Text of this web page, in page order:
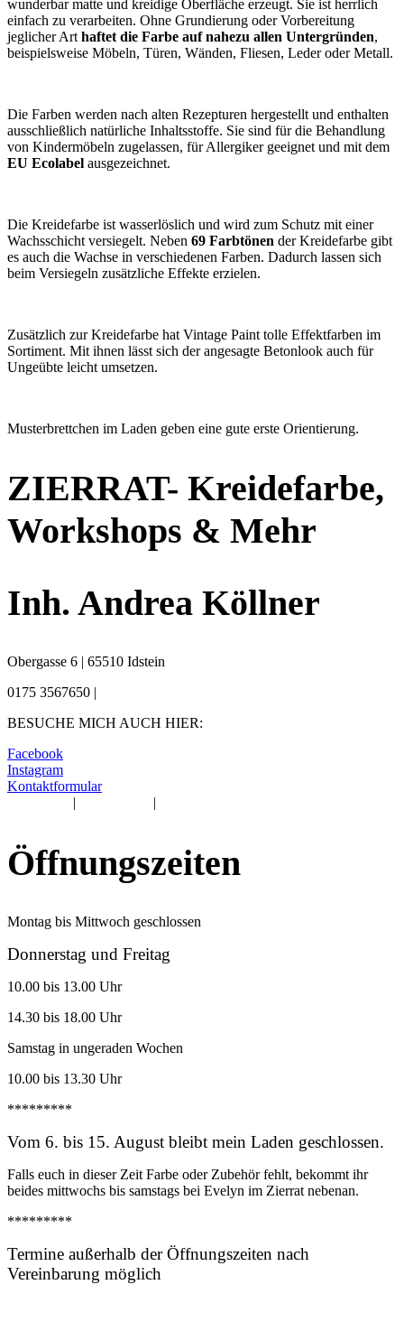
wunderbar matte und kreidige Oberfläche erzeugt. Sie ist herrlich
einfach zu verarbeiten. Ohne Grundierung oder Vorbereitung
jeglicher Art haftet die Farbe auf nahezu allen Untergründen,
beispielsweise Möbeln, Türen, Wänden, Fliesen, Leder oder Metall.
Die Farben werden nach alten Rezepturen hergestellt und enthalten
ausschließlich natürliche Inhaltsstoffe. Sie sind für die Behandlung
von Kindermöbeln zugelassen, für Allergiker geeignet und mit dem
EU Ecolabel ausgezeichnet.
Die Kreidefarbe ist wasserlöslich und wird zum Schutz mit einer
Wachsschicht versiegelt. Neben 69 Farbtönen der Kreidefarbe gibt
es auch die Wachse in verschiedenen Farben. Dadurch lassen sich
beim Versiegeln zusätzliche Effekte erzielen.
Zusätzlich zur Kreidefarbe hat Vintage Paint tolle Effektfarben im
Sortiment. Mit ihnen lässt sich der angesagte Betonlook auch für
Ungeübte leicht umsetzen.
Musterbrettchen im Laden geben eine gute erste Orientierung.
ZIERRAT- Kreidefarbe,
Workshops & Mehr
Inh. Andrea Köllner
Obergasse 6 | 65510 Idstein
0175 3567650 |
BESUCHE MICH AUCH HIER:
Facebook
Instagram
Kontaktformular
| |
Öffnungszeiten
Montag bis Mittwoch geschlossen
Donnerstag und Freitag
10.00 bis 13.00 Uhr
14.30 bis 18.00 Uhr
Samstag in ungeraden Wochen
10.00 bis 13.30 Uhr
*********
Vom 6. bis 15. August bleibt mein Laden geschlossen.
Falls euch in dieser Zeit Farbe oder Zubehör fehlt, bekommt ihr
beides mittwochs bis samstags bei Evelyn im Zierrat nebenan.
*********
Termine außerhalb der Öffnungszeiten nach
Vereinbarung möglich